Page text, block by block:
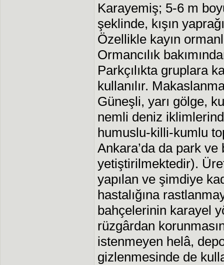
Karayemiş; 5-6 m
şeklinde, kışın
Özellikle kayın
Ormancılık
Parkçılıkta gruplara
kullanılır.
Güneşli, yarı gölge,
nemli deniz
humuslu-killi-kumlu
Ankara’da da park
yetiştirilmektedir).
yapılan ve şimdiye
hastalığına
bahçelerinin karayel
rüzgârdan
istenmeyen helâ,
gizlenmesinde de